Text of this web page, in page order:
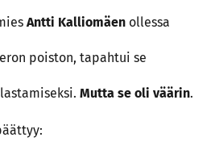
Antti Kalliomäen ollessa
poiston, tapahtui se
Mutta se oli väärin.